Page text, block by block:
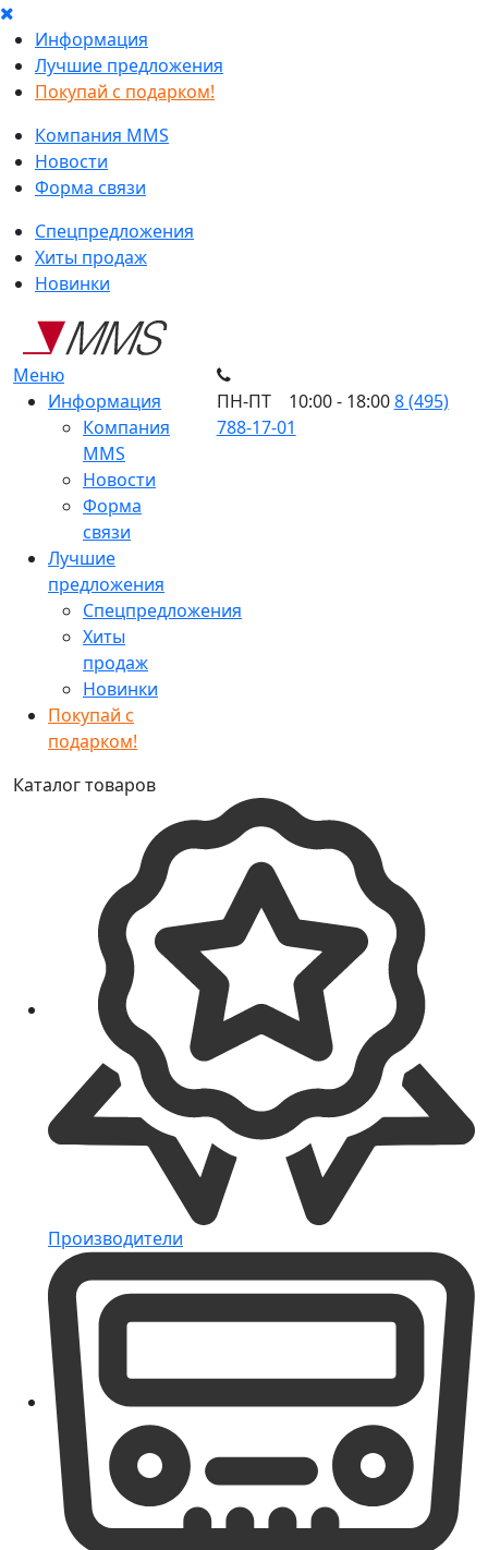
Информация
Лучшие предложения
Покупай с подарком!
Компания MMS
Новости
Форма связи
Спецпредложения
Хиты продаж
Новинки
Меню
Информация
Компания
MMS
Новости
Форма
связи
Лучшие
предложения
Спецпредложения
Хиты
продаж
Новинки
Покупай с
подарком!
ПН-ПТ 10:00 - 18:008 (495)
788-17-01
Каталог товаров
Производители